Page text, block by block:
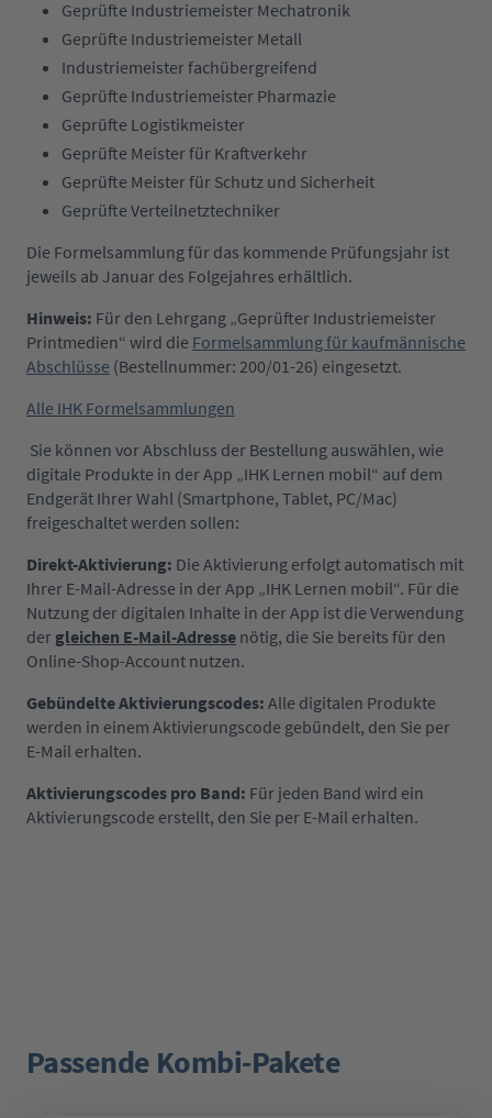
Geprüfte Industriemeister Mechatronik
Geprüfte Industriemeister Metall
Industriemeister fachübergreifend
Geprüfte Industriemeister Pharmazie
Geprüfte Logistikmeister
Geprüfte Meister für Kraftverkehr
Geprüfte Meister für Schutz und Sicherheit
Geprüfte Verteilnetztechniker
Die Formelsammlung für das kommende Prüfungsjahr ist
jeweils ab Januar des Folgejahres erhältlich.
Hinweis: Für den Lehrgang „Geprüfter Industriemeister
Printmedien“ wird die Formelsammlung für kaufmännische
Abschlüsse (Bestellnummer: 200/01-26) eingesetzt.
Alle IHK Formelsammlungen
Sie können vor Abschluss der Bestellung auswählen, wie
digitale Produkte in der App „IHK Lernen mobil“ auf dem
Endgerät Ihrer Wahl (Smartphone, Tablet, PC/Mac)
freigeschaltet werden sollen:
Direkt-Aktivierung: Die Aktivierung erfolgt automatisch mit
Ihrer E-Mail-Adresse in der App „IHK Lernen mobil“. Für die
Nutzung der digitalen Inhalte in der App ist die Verwendung
der gleichen E-Mail-Adresse nötig, die Sie bereits für den
Online-Shop-Account nutzen.
Gebündelte Aktivierungscodes: Alle digitalen Produkte
werden in einem Aktivierungscode gebündelt, den Sie per
E-Mail erhalten.
Aktivierungscodes pro Band: Für jeden Band wird ein
Aktivierungscode erstellt, den Sie per E-Mail erhalten.
Produktgalerie überspringen
Passende Kombi-Pakete